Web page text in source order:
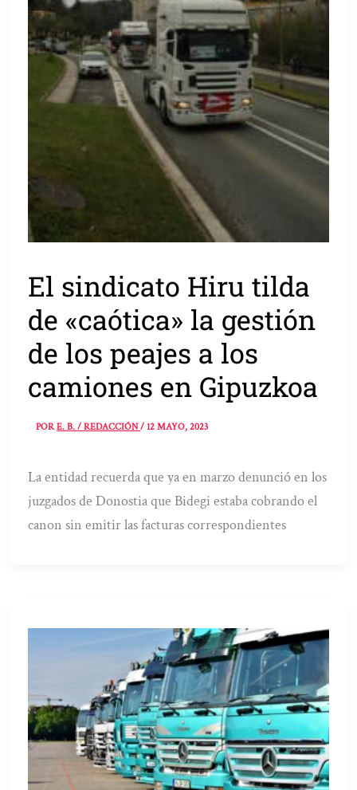
El sindicato Hiru tilda
de «caótica» la gestión
de los peajes a los
camiones en Gipuzkoa
PORE. B. / REDACCIÓN/12 MAYO, 2023
La entidad recuerda que ya en marzo denunció en los
juzgados de Donostia que Bidegi estaba cobrando el
canon sin emitir las facturas correspondientes